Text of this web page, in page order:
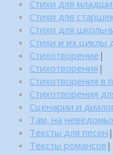
Стихи для
Стихи для
Стихи для
Стихи и их циклы
Стихотворение |
Стихотворения |
Стихотворения в
Стихотворения
Сценарии и
Там, на
Тексты для песен |
Тексты романсов |